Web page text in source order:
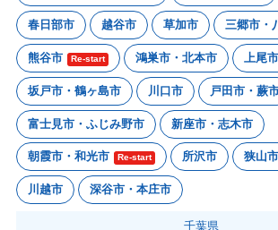
春日部市 越谷市 草加市 三郷市・
熊谷市 Re-start 鴻巣市・北本市 上尾
坂戸市・鶴ヶ島市 川口市 戸田市・蕨
富士見市・ふじみ野市 新座市・志木市
朝霞市・和光市 Re-start 所沢市 狭山
川越市 深谷市・本庄市
千葉県